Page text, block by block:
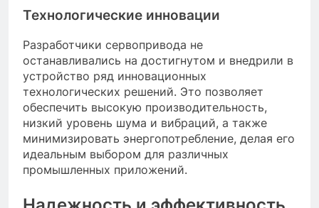
Технологические инновации
Разработчики сервопривода не
останавливались на достигнутом и внедрили в
устройство ряд инновационных
технологических решений. Это позволяет
обеспечить высокую производительность,
низкий уровень шума и вибраций, а также
минимизировать энергопотребление, делая его
идеальным выбором для различных
промышленных приложений.